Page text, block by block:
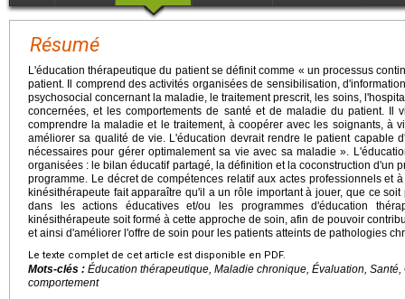
Résumé
L'éducation thérapeutique du patient se définit comme « un processus
patient. Il comprend des activités organisées de sensibilisation,
psychosocial concernant la maladie, le traitement prescrit, les soins,
concernées, et les comportements de santé et de maladie du patient. Il
comprendre la maladie et le traitement, à coopérer avec les soignants, à
améliorer sa qualité de vie. L'éducation devrait rendre le patient capable
nécessaires pour gérer optimalement sa vie avec sa maladie ».
organisées : le bilan éducatif partagé, la définition et la coconstruction d'un
programme. Le décret de compétences relatif aux actes professionnels et
kinésithérapeute fait apparaître qu'il a un rôle important à jouer, que ce
dans les actions éducatives et/ou les programmes d'éducation
kinésithérapeute soit formé à cette approche de soin, afin de pouvoir
et ainsi d'améliorer l'offre de soin pour les patients atteints de pathologies
Le texte complet de cet article est disponible en PDF.
Mots-clés : Éducation thérapeutique, Maladie chronique, Évaluation,
comportement